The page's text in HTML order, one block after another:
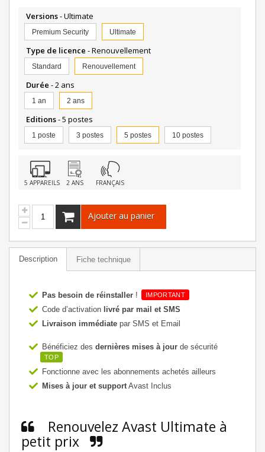
Versions- Ultimate
Premium Security Ultimate
Type de licence - Renouvellement
Standard Renouvellement
Durée - 2 ans
1 an 2 ans
Editions- 5 postes
1 poste 3 postes 5 postes 10 postes
5 APPAREILS 2 ANS FRANÇAIS
Ajouter au panier
Description Fiche technique
Pas besoin de réinstaller ! IMPORTANT
Code d’activation livré par mail et SMS
Livraison immédiate par SMS et Email
Bénéficiez des dernières mises à jour de sécurité
TOP
Fonctionne avec les abonnements achetés ailleurs
Mises à jour et supportAvast Inclus
Renouvelez Avast Ultimate à
petit prix